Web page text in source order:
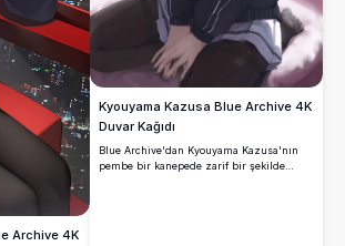
Archive 4K
Kyouyama Kazusa Blue Archive 4K
Duvar Kağıdı
Blue Archive'dan Kyouyama Kazusa'nın
pembe bir kanepede zarif bir şekilde